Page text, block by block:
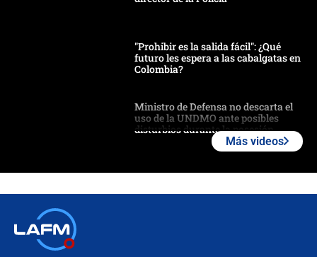
"Prohibir es la salida fácil": ¿Qué
futuro les espera a las cabalgatas en
Colombia?
Ministro de Defensa no descarta el
uso de la UNDMO ante posibles
disturbios durante la posesión
fraude": Auditoría respondió a
Más videos